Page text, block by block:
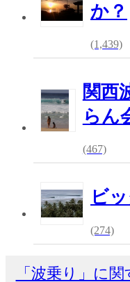
か？
(1,439)
関西
らん
(467)
ビ
(274)
「波乗り」に